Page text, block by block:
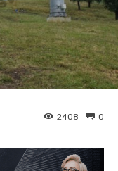
0
2408